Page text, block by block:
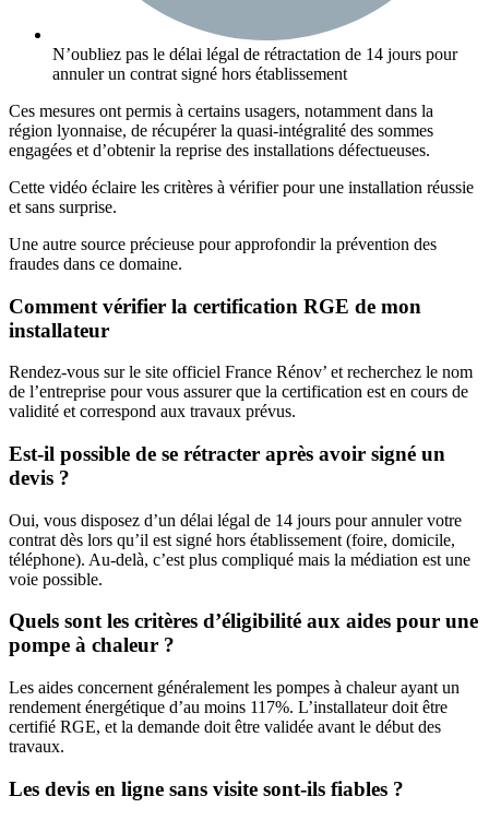
N’oubliez pas le délai légal de rétractation de 14 jours pour
annuler un contrat signé hors établissement
Ces mesures ont permis à certains usagers, notamment dans la
région lyonnaise, de récupérer la quasi-intégralité des sommes
engagées et d’obtenir la reprise des installations défectueuses.
Cette vidéo éclaire les critères à vérifier pour une installation réussie
et sans surprise.
Une autre source précieuse pour approfondir la prévention des
fraudes dans ce domaine.
Comment vérifier la certification RGE de mon
installateur
Rendez-vous sur le site officiel France Rénov’ et recherchez le nom
de l’entreprise pour vous assurer que la certification est en cours de
validité et correspond aux travaux prévus.
Est-il possible de se rétracter après avoir signé un
devis ?
Oui, vous disposez d’un délai légal de 14 jours pour annuler votre
contrat dès lors qu’il est signé hors établissement (foire, domicile,
téléphone). Au-delà, c’est plus compliqué mais la médiation est une
voie possible.
Quels sont les critères d’éligibilité aux aides pour une
pompe à chaleur ?
Les aides concernent généralement les pompes à chaleur ayant un
rendement énergétique d’au moins 117%. L’installateur doit être
certifié RGE, et la demande doit être validée avant le début des
travaux.
Les devis en ligne sans visite sont-ils fiables ?